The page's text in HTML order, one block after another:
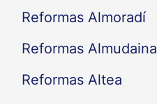
Reformas Almoradí
Reformas Almudaina
Reformas Altea